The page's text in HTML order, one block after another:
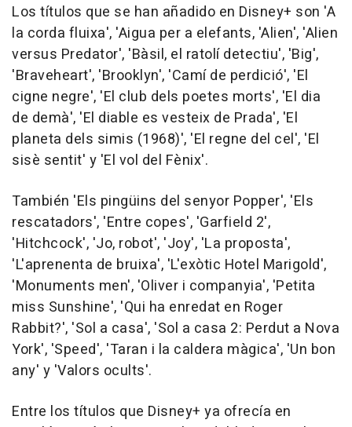
Los títulos que se han añadido en Disney+ son 'A
la corda fluixa', 'Aigua per a elefants, 'Alien', 'Alien
versus Predator', 'Bàsil, el ratolí detectiu', 'Big',
'Braveheart', 'Brooklyn', 'Camí de perdició', 'El
cigne negre', 'El club dels poetes morts', 'El dia
de demà', 'El diable es vesteix de Prada', 'El
planeta dels simis (1968)', 'El regne del cel', 'El
sisè sentit' y 'El vol del Fènix'.
También 'Els pingüins del senyor Popper', 'Els
rescatadors', 'Entre copes', 'Garfield 2',
'Hitchcock', 'Jo, robot', 'Joy', 'La proposta',
'L'aprenenta de bruixa', 'L'exòtic Hotel Marigold',
'Monuments men', 'Oliver i companyia', 'Petita
miss Sunshine', 'Qui ha enredat en Roger
Rabbit?', 'Sol a casa', 'Sol a casa 2: Perdut a Nova
York', 'Speed', 'Taran i la caldera màgica', 'Un bon
any' y 'Valors ocults'.
Entre los títulos que Disney+ ya ofrecía en